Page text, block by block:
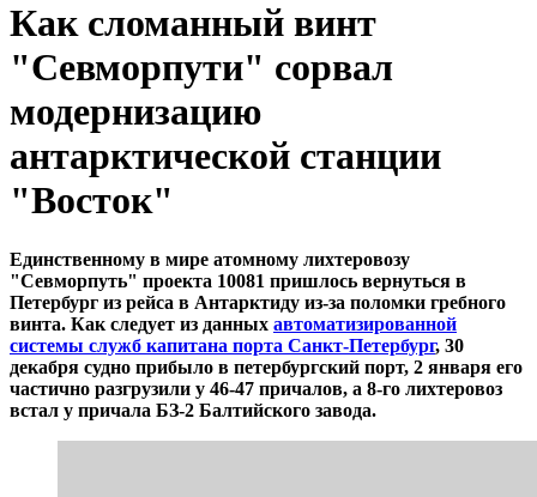
Как сломанный винт
"Севморпути" сорвал
модернизацию
антарктической станции
"Восток"
Единственному в мире атомному лихтеровозу
"Севморпуть" проекта 10081 пришлось вернуться в
Петербург из рейса в Антарктиду из-за поломки гребного
винта. Как следует из данных автоматизированной
системы служб капитана порта Санкт-Петербург, 30
декабря судно прибыло в петербургский порт, 2 января его
частично разгрузили у 46-47 причалов, а 8-го лихтеровоз
встал у причала БЗ-2 Балтийского завода.